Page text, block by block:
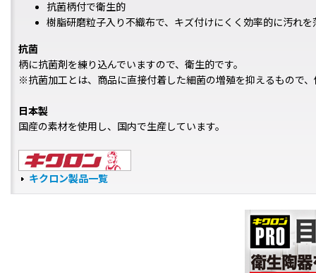
抗菌柄付で衛生的
樹脂研磨粒子入り不織布で、キズ付けにくく効率的に汚れを
抗菌
柄に抗菌剤を練り込んでいますので、衛生的です。
※抗菌加工とは、商品に直接付着した細菌の増殖を抑えるもので
日本製
国産の素材を使用し、国内で生産しています。
キクロン製品一覧